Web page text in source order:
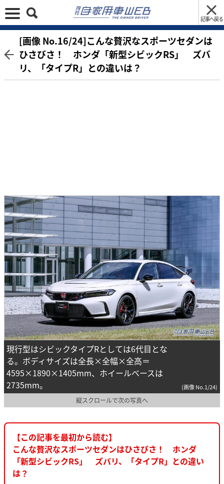
記事へ戻る
[画像 No.16/24]こんな贅沢なスポーツセダンは
ひさびさ！ ホンダ「新型シビックRS」 ズバ
リ、「タイプR」との違いは？
現行型はシビックタイプRとしては6代目とな
る。ボディサイズは全長×全幅×全高＝
4595×1890×1405mm、ホイールベースは
2735mm。
(画像 No.1/24)
縦スクロールで次の写真へ
【この記事を最初から読む】
こんな贅沢なスポーツセダンはひさびさ！ ホンダ
「新型シビックRS」 ズバリ、「タイプR」との違い
は？